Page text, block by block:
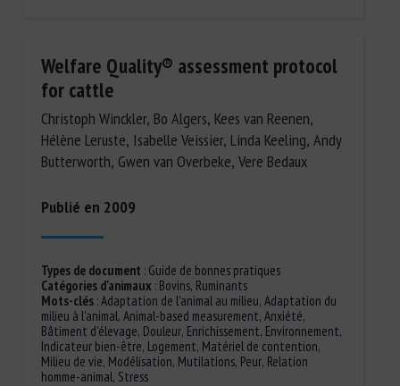
Welfare Quality® assessment protocol
for cattle
Christoph Winckler, Bo Algers, Kees van Reenen,
Hélène Leruste, Isabelle Veissier, Linda Keeling, Andy
Butterworth, Gwen van Overbeke, Vere Bedaux
Publié en 2009
Types de document : Guide de bonnes pratiques
Catégories d'animaux : Bovins, Ruminants
Mots-clés:Adaptation de l'animal au milieu, Adaptation du
milieu à l'animal, Animal-based measurement, Anxiété,
Bâtiment d'élevage, Douleur, Enrichissement, Environnement,
Indicateur bien-être, Logement, Matériel de contention,
Milieu de vie, Modélisation, Mutilations, Peur, Relation
homme-animal, Stress